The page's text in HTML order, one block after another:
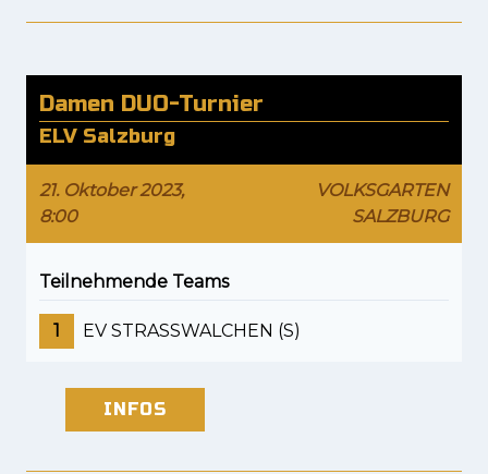
Damen DUO-Turnier
ELV Salzburg
21. Oktober 2023,
8:00
VOLKSGARTEN
SALZBURG
Teilnehmende Teams
1 EV STRASSWALCHEN (S)
INFOS